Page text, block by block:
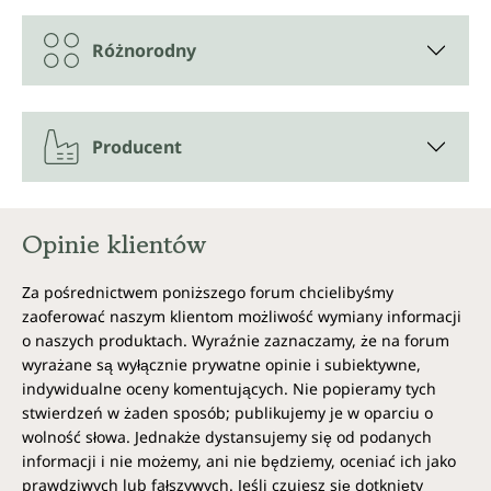
żelazo. Miedź natomiast zapewnia, że żelazo jest
transportowane tam, gdzie organizm go potrzebuje
Aby wspomóc ten proces, Unimedica w kompleksie
krwiotwórczym* oprócz naturalnego żelaza z
wykorzystywany przez organizm.
Kompleks krwiotwórczy* uzupełniono chlorofilem w
postaci chlorofiliny sodowo-magnezowej,
rozpuszczalnej w wodzie soli chlorofilu. W tej formie
roślinny chlorofil jest łatwiej przyswajalny. Chlorofil
ma podobne właściwości strukturalne do barwnika
krwi — hemoglobiny.
Dlaczego Kompleks krwiotwórczy* ma
sens?
Różnorodny
Producent
Opinie klientów
Za pośrednictwem poniższego forum chcielibyśmy
zaoferować naszym klientom możliwość wymiany informacji
o naszych produktach. Wyraźnie zaznaczamy, że na forum
wyrażane są wyłącznie prywatne opinie i subiektywne,
indywidualne oceny komentujących. Nie popieramy tych
stwierdzeń w żaden sposób; publikujemy je w oparciu o
wolność słowa. Jednakże dystansujemy się od podanych
informacji i nie możemy, ani nie będziemy, oceniać ich jako
prawdziwych lub fałszywych. Jeśli czujesz się dotknięty